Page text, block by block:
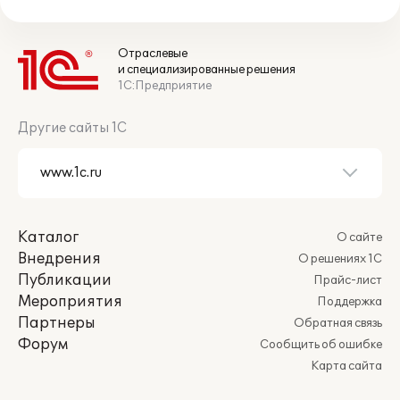
Отраслевые
и специализированные решения
1С:Предприятие
Другие сайты 1С
Каталог
Внедрения
Публикации
Мероприятия
Партнеры
Форум
О сайте
О решениях 1С
Прайс-лист
Поддержка
Обратная связь
Сообщить об ошибке
Карта сайта